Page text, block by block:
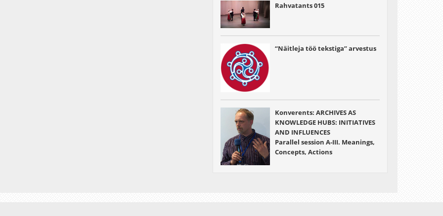
Rahvatants 015
“Näitleja töö tekstiga” arvestus
Konverents: ARCHIVES AS
KNOWLEDGE HUBS: INITIATIVES
AND INFLUENCES
Parallel session A-III. Meanings,
Concepts, Actions